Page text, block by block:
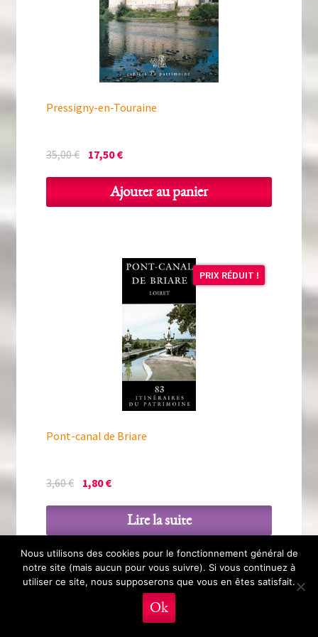
Pressigny-en-Touraine
35,00€ Le
était :
17,50€Le
actuel
est :
Ajouter au panier
Pont-canal de Briare
PRIX RÉDUIT !
3,60€ Le
était :
3,60 €.
1,80€Le
actuel
est :
1,80 €.
Lire la suite
Nous utilisons des cookies pour le fonctionnement général de
notre site (mais aucun pour vous suivre). Si vous continuez à
utiliser ce site, nous supposerons que vous en êtes satisfait.
Ok